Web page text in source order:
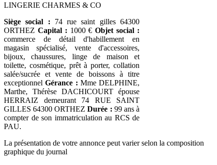
LINGERIE CHARMES & CO
Siège social : 74 rue saint gilles 64300
ORTHEZ Capital : 1000 €Objet social :
commerce de détail d'habillement en
magasin spécialisé, vente d'accessoires,
bijoux, chaussures, linge de maison et
toilette, cosmétique, prêt à porter, collation
salée/sucrée et vente de boissons à titre
exceptionnelGérance : Mme DELPHINE,
Marthe, Thérèse DACHICOURT épouse
HERRAIZ demeurant 74 RUE SAINT
GILLES 64300 ORTHEZDurée : 99 ans à
compter de son immatriculation au RCS de
PAU.
La présentation de votre annonce peut varier selon la composition
graphique du journal